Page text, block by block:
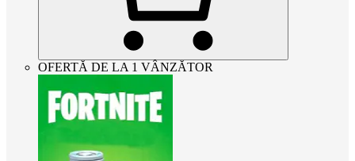
OFERTĂ DE LA 1 VÂNZĂTOR